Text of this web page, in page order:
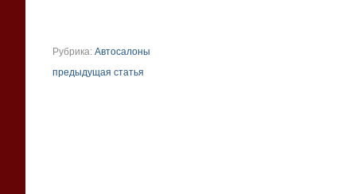
Рубрика: Автосалоны
предыдущая статья